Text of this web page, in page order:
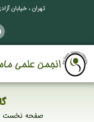
تهران ، خیابان
مکان شما:صفحه نخست